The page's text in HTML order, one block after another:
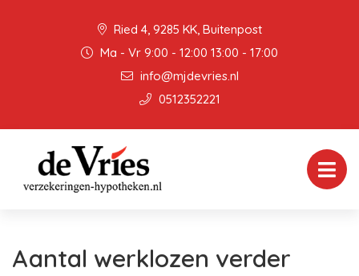
Ried 4, 9285 KK, Buitenpost
Ma - Vr 9:00 - 12:00 13:00 - 17:00
info@mjdevries.nl
0512352221
Aantal werklozen verder